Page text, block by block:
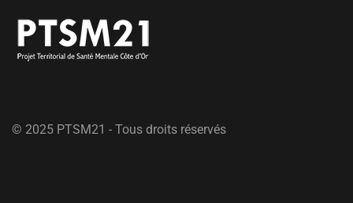
© 2025 PTSM21 - Tous droits réservés